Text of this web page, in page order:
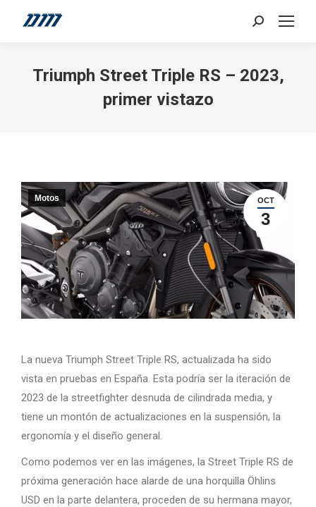
Search:
Triumph Street Triple RS – 2023,
primer vistazo
OCT
3
Motos
La nueva Triumph Street Triple RS, actualizada ha sido
vista en pruebas en España. Esta podría ser la iteración de
2023 de la streetfighter desnuda de cilindrada media, y
tiene un montón de actualizaciones en la suspensión, la
ergonomía y el diseño general.
Como podemos ver en las imágenes, la Street Triple RS de
próxima generación hace alarde de una horquilla Öhlins
USD en la parte delantera, proceden de su hermana mayor,